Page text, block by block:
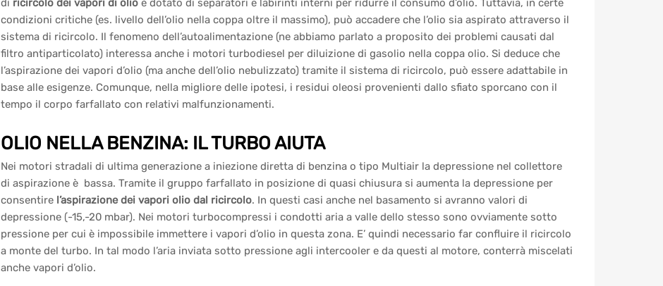
di ricircolo dei vapori di olioè dotato di separatori e labirinti interni per ridurre il consumo d’olio. Tuttavia, in certe
condizioni critiche (es. livello dell’olio nella coppa oltre il massimo), può accadere che l’olio sia aspirato attraverso il
sistema di ricircolo. Il fenomeno dell’autoalimentazione (ne abbiamo parlato a proposito dei problemi causati dal
filtro antiparticolato) interessa anche i motori turbodiesel per diluizione di gasolio nella coppa olio. Si deduce che
l’aspirazione dei vapori d’olio (ma anche dell’olio nebulizzato) tramite il sistema di ricircolo, può essere adattabile in
base alle esigenze. Comunque, nella migliore delle ipotesi, i residui oleosi provenienti dallo sfiato sporcano con il
tempo il corpo farfallato con relativi malfunzionamenti.
OLIO NELLA BENZINA: IL TURBO AIUTA
Nei motori stradali di ultima generazione a iniezione diretta di benzina o tipo Multiair la depressione nel collettore
di aspirazione è bassa. Tramite il gruppo farfallato in posizione di quasi chiusura si aumenta la depressione per
consentire l’aspirazione dei vapori olio dal ricircolo. In questi casi anche nel basamento si avranno valori di
depressione (-15,-20 mbar). Nei motori turbocompressi i condotti aria a valle dello stesso sono ovviamente sotto
pressione per cui è impossibile immettere i vapori d’olio in questa zona. E’ quindi necessario far confluire il ricircolo
a monte del turbo. In tal modo l’aria inviata sotto pressione agli intercooler e da questi al motore, conterrà miscelati
anche vapori d’olio.